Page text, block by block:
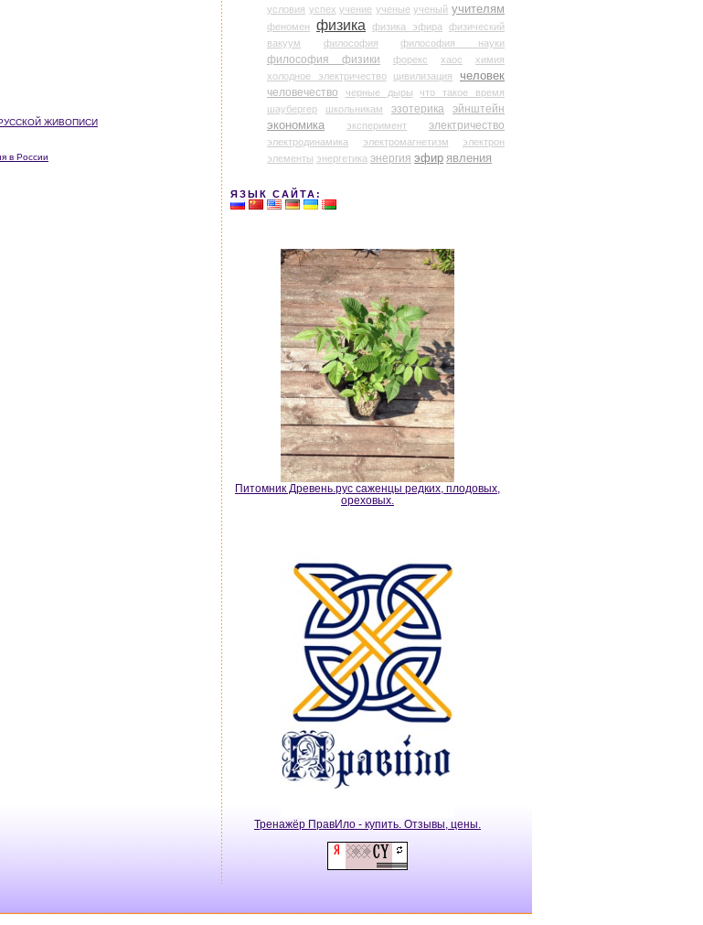
ЖИВОПИСИ
в России
условия успех учение ученые ученый учителям
феномен физика физика эфира
физический
вакуум
философия философия науки
философия физики форекс хаос
химия
холодное электричество
цивилизация человек
человечество черные дыры
что такое время
шаубергер
школьникам эзотерика
эйнштейн
экономика
эксперимент электричество
электродинамика электромагнетизм
электрон
элементы энергетика энергия эфир явления
ЯЗЫК САЙТА:
Питомник Древень.рус саженцы редких, плодовых,
ореховых.
Тренажёр ПравИло - купить. Отзывы, цены.